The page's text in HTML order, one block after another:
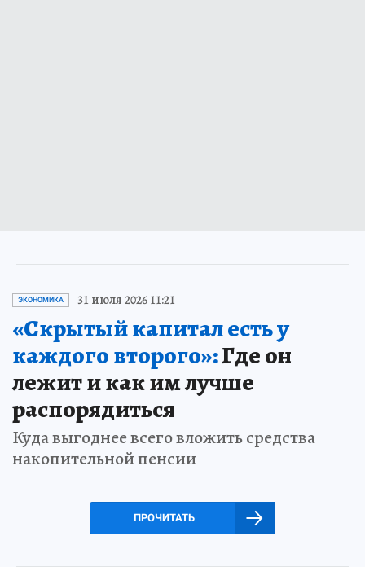
ЭКОНОМИКА 31 июля 2026 11:21
«Скрытый капитал есть у
каждого второго»:Где он
лежит и как им лучше
распорядиться
Куда выгоднее всего вложить средства
накопительной пенсии
ПРОЧИТАТЬ